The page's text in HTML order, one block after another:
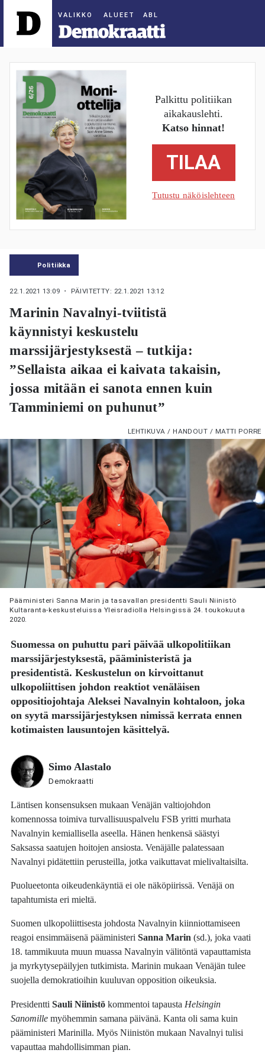
ALUEET
Palkittu politiikan
aikakauslehti.
Katso hinnat!
TILAA
Tutustu näköislehteen
Politiikka
22.1.2021 13:09 ・ PÄIVITETTY: 22.1.2021 13:12
Marinin Navalnyi-tviitistä
käynnistyi keskustelu
marssijärjestyksestä – tutkija:
”Sellaista aikaa ei kaivata takaisin,
jossa mitään ei sanota ennen kuin
Tamminiemi on puhunut”
LEHTIKUVA / HANDOUT / MATTI PORRE
Pääministeri Sanna Marin ja tasavallan presidentti Sauli Niinistö
Kultaranta-keskusteluissa Yleisradiolla Helsingissä 24. toukokuuta
2020.
Suomessa on puhuttu pari päivää ulkopolitiikan
marssijärjestyksestä, pääministeristä ja
presidentistä. Keskustelun on kirvoittanut
ulkopoliittisen johdon reaktiot venäläisen
oppositiojohtajaAleksei Navalnyin kohtaloon, joka
on syytä marssijärjestyksen nimissä kerrata ennen
kotimaisten lausuntojen käsittelyä.
Simo Alastalo
Demokraatti
Läntisen konsensuksen mukaan Venäjän valtiojohdon
komennossa toimiva turvallisuuspalvelu FSB yritti murhata
Navalnyin kemiallisella aseella. Hänen henkensä säästyi
Saksassa saatujen hoitojen ansiosta. Venäjälle palatessaan
Navalnyi pidätettiin perusteilla, jotka vaikuttavat mielivaltaisilta.
Puolueetonta oikeudenkäyntiä ei ole näköpiirissä. Venäjä on
tapahtumista eri mieltä.
Suomen ulkopoliittisesta johdosta Navalnyin kiinniottamiseen
reagoi ensimmäisenä pääministeriSanna Marin (sd.), joka vaati
18. tammikuuta muun muassa Navalnyin välitöntä vapauttamista
ja myrkytysepäilyjen tutkimista. Marinin mukaan Venäjän tulee
suojella demokratioihin kuuluvan opposition oikeuksia.
Presidentti Sauli Niinistö kommentoi tapausta Helsingin
Sanomille myöhemmin samana päivänä. Kanta oli sama kuin
pääministeri Marinilla. Myös Niinistön mukaan Navalnyi tulisi
vapauttaa mahdollisimman pian.